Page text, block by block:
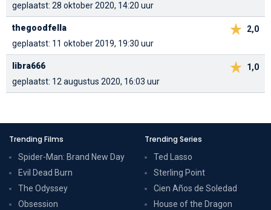
geplaatst: 28 oktober 2020, 14:20 uur
2,0
thegoodfella
geplaatst: 11 oktober 2019, 19:30 uur
1,0
libra666
geplaatst: 12 augustus 2020, 16:03 uur
Trending Films
Spider-Man: Brand New Day
Evil Dead Burn
The Odyssey
Obsession
Trending Series
Ted Lasso
Sterling Point
Cien Años de Soledad
House of the Dragon